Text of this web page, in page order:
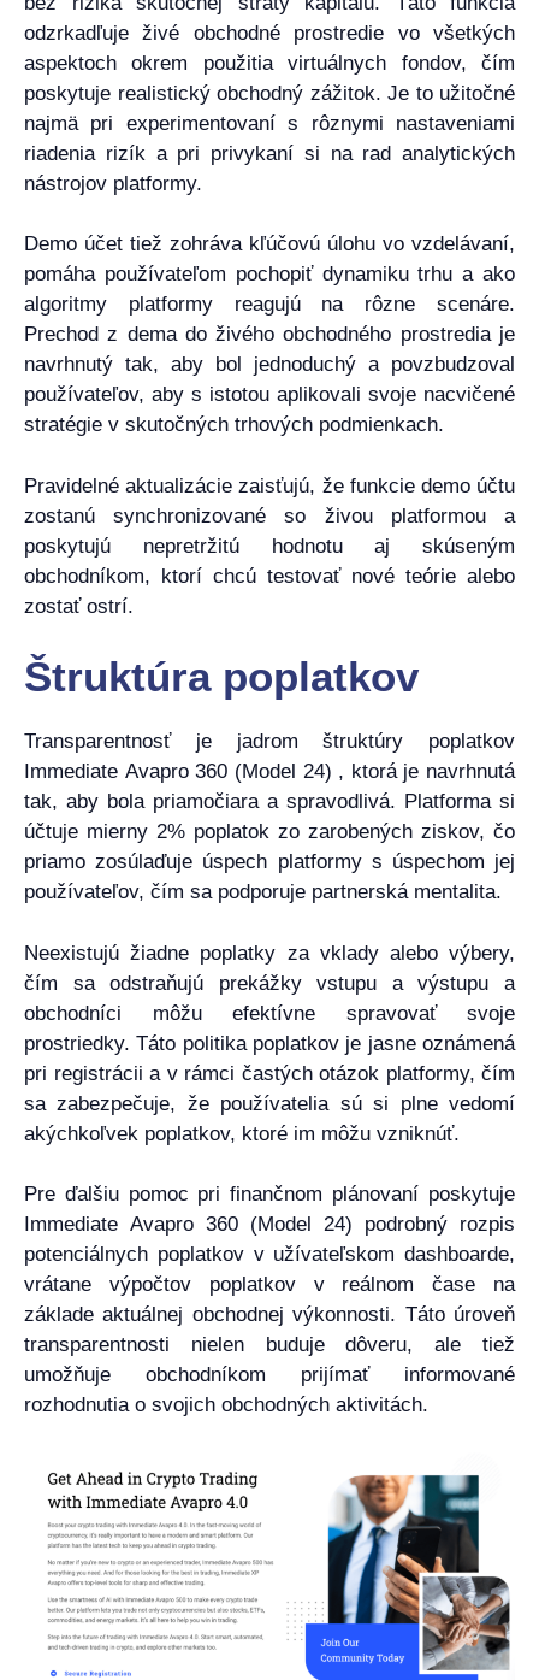
odzrkadľuje živé obchodné prostredie vo všetkých
aspektoch okrem použitia virtuálnych fondov, čím
poskytuje realistický obchodný zážitok. Je to užitočné
najmä pri experimentovaní s rôznymi nastaveniami
riadenia rizík a pri privykaní si na rad analytických
nástrojov platformy.
Demo účet tiež zohráva kľúčovú úlohu vo vzdelávaní,
pomáha používateľom pochopiť dynamiku trhu a ako
algoritmy platformy reagujú na rôzne scenáre.
Prechod z dema do živého obchodného prostredia je
navrhnutý tak, aby bol jednoduchý a povzbudzoval
používateľov, aby s istotou aplikovali svoje nacvičené
stratégie v skutočných trhových podmienkach.
Pravidelné aktualizácie zaisťujú, že funkcie demo účtu
zostanú synchronizované so živou platformou a
poskytujú nepretržitú hodnotu aj skúseným
obchodníkom, ktorí chcú testovať nové teórie alebo
zostať ostrí.
Štruktúra poplatkov
Transparentnosť je jadrom štruktúry poplatkov
Immediate Avapro 360 (Model 24) , ktorá je navrhnutá
tak, aby bola priamočiara a spravodlivá. Platforma si
účtuje mierny 2% poplatok zo zarobených ziskov, čo
priamo zosúlaďuje úspech platformy s úspechom jej
používateľov, čím sa podporuje partnerská mentalita.
Neexistujú žiadne poplatky za vklady alebo výbery,
čím sa odstraňujú prekážky vstupu a výstupu a
obchodníci môžu efektívne spravovať svoje
prostriedky. Táto politika poplatkov je jasne oznámená
pri registrácii a v rámci častých otázok platformy, čím
sa zabezpečuje, že používatelia sú si plne vedomí
akýchkoľvek poplatkov, ktoré im môžu vzniknúť.
Pre ďalšiu pomoc pri finančnom plánovaní poskytuje
Immediate Avapro 360 (Model 24) podrobný rozpis
potenciálnych poplatkov v užívateľskom dashboarde,
vrátane výpočtov poplatkov v reálnom čase na
základe aktuálnej obchodnej výkonnosti. Táto úroveň
transparentnosti nielen buduje dôveru, ale tiež
umožňuje obchodníkom prijímať informované
rozhodnutia o svojich obchodných aktivitách.